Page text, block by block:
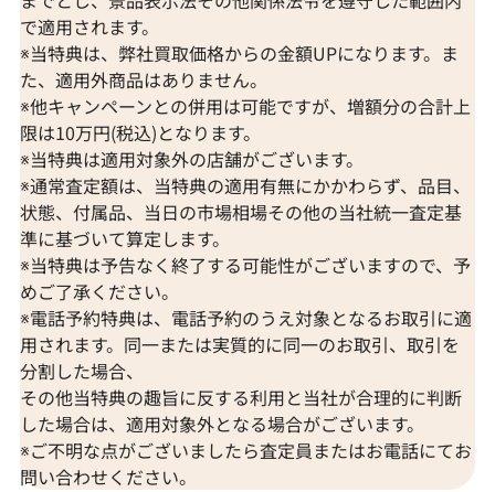
で適用されます。
※当特典は、弊社買取価格からの金額UPになります。ま
た、適用外商品はありません。
※他キャンペーンとの併用は可能ですが、増額分の合計上
限は10万円(税込)となります。
※当特典は適用対象外の店舗がございます。
※通常査定額は、当特典の適用有無にかかわらず、品目、
状態、付属品、当日の市場相場その他の当社統一査定基
準に基づいて算定します。
※当特典は予告なく終了する可能性がございますので、予
めご了承ください。
※電話予約特典は、電話予約のうえ対象となるお取引に適
用されます。同一または実質的に同一のお取引、取引を
分割した場合、
その他当特典の趣旨に反する利用と当社が合理的に判断
した場合は、適用対象外となる場合がございます。
※ご不明な点がございましたら査定員またはお電話にてお
問い合わせください。